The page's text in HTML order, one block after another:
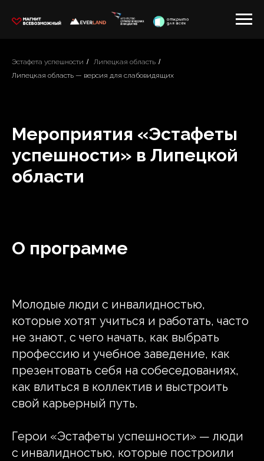
Эстафета успешности / Липецкая область /
Липецкая область — версия для слабовидящих
Мероприятия «Эстафеты
успешности» в Липецкой
области
О программе
Молодые люди с инвалидностью,
которые хотят учиться и работать, часто
не знают, с чего начать, как выбрать
профессию и учебное заведение, как
презентовать себя на собеседованиях,
как влиться в коллектив и выстроить
свой карьерный путь.
Герои «Эстафеты успешности» — люди
с инвалидностью, которые построили